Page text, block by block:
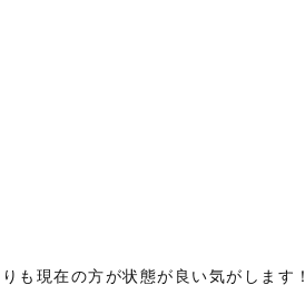
も現在の方が状態が良い気がします！